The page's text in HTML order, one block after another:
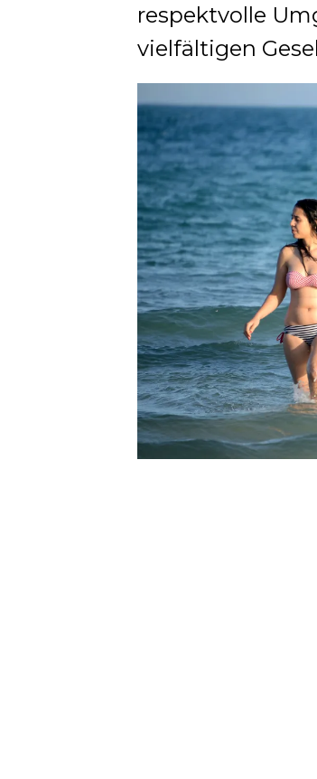
respektvolle
vielfältigen